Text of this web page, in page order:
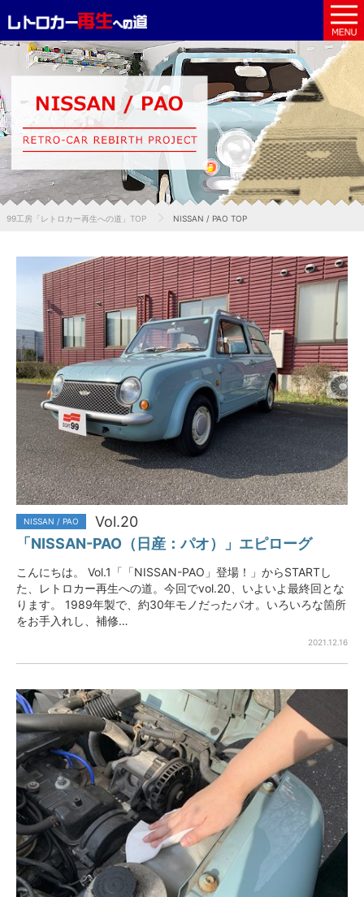
99工房「レトロカー再生への道」TOP NISSAN / PAO TOP
NISSAN / PAO
Vol.20
「NISSAN-PAO（日産：パオ）」エピローグ
こんにちは。 Vol.1「「NISSAN-PAO」登場！」からSTARTし
た、レトロカー再生への道。今回でvol.20、いよいよ最終回とな
ります。 1989年製で、約30年モノだったパオ。いろいろな箇所
をお手入れし、補修…
2021.12.16